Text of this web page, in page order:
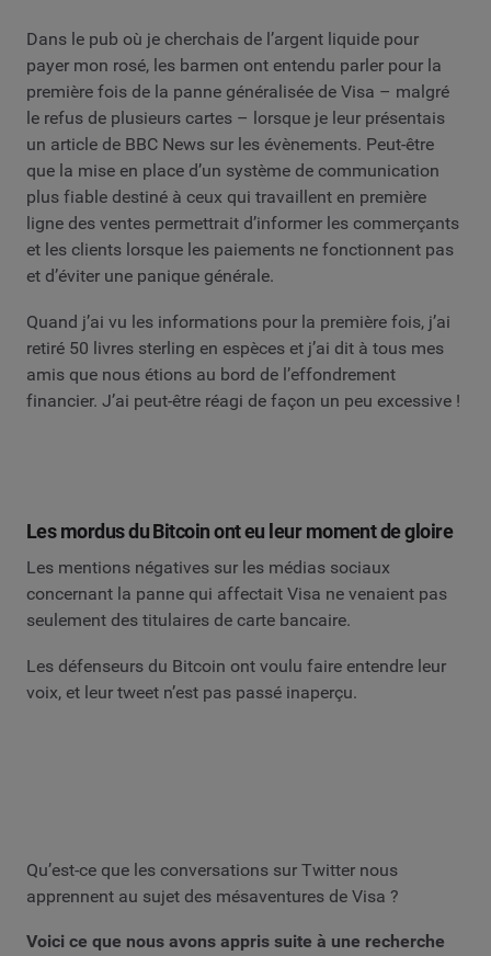
Dans le pub où je cherchais de l’argent liquide pour
payer mon rosé, les barmen ont entendu parler pour la
première fois de la panne généralisée de Visa – malgré
le refus de plusieurs cartes – lorsque je leur présentais
un article de BBC News sur les évènements. Peut-être
que la mise en place d’un système de communication
plus fiable destiné à ceux qui travaillent en première
ligne des ventes permettrait d’informer les commerçants
et les clients lorsque les paiements ne fonctionnent pas
et d’éviter une panique générale.
Quand j’ai vu les informations pour la première fois, j’ai
retiré 50 livres sterling en espèces et j’ai dit à tous mes
amis que nous étions au bord de l’effondrement
financier. J’ai peut-être réagi de façon un peu excessive !
Les mordus du Bitcoin ont eu leur moment de gloire
Les mentions négatives sur les médias sociaux
concernant la panne qui affectait Visa ne venaient pas
seulement des titulaires de carte bancaire.
Les défenseurs du Bitcoin ont voulu faire entendre leur
voix, et leur tweet n’est pas passé inaperçu.
Qu’est-ce que les conversations sur Twitter nous
apprennent au sujet des mésaventures de Visa ?
Voici ce que nous avons appris suite à une recherche